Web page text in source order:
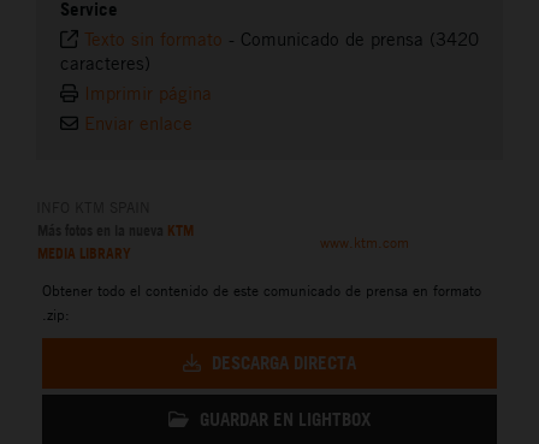
Service
Texto sin formato - Comunicado de prensa (3420
caracteres)
Imprimir página
Enviar enlace
KTM
MEDIA LIBRARY
www.ktm.com
Obtener todo el contenido de este comunicado de prensa en formato
.zip:
DESCARGA DIRECTA
GUARDAR EN LIGHTBOX